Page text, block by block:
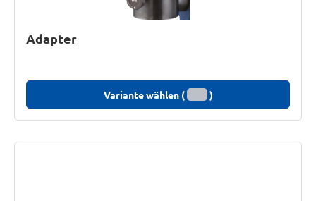
Adapter
Variante wählen ( )